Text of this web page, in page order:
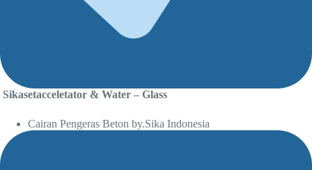
Sikasetacceletator & Water – Glass
Cairan Pengeras Beton by.Sika Indonesia